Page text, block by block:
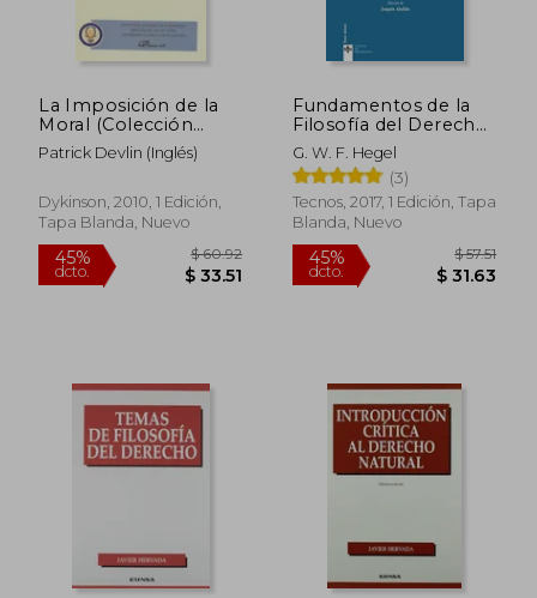
dcto. $ 24.90 $
La Imposición de la
Moral (Colección
Traducciones)
Patrick Devlin (Inglés)
Dykinson, 2010, 1 Edición,
Tapa Blanda, Nuevo
Fundamentos de la
Filosofía del Derecho:
O Compendio de
Derecho Natural y
Ciencia Política
(Clásicos - Clásicos del
Pensamiento)
G. W. F. Hegel
(3)
Tecnos, 2017, 1 Edición, Tapa
Blanda, Nuevo